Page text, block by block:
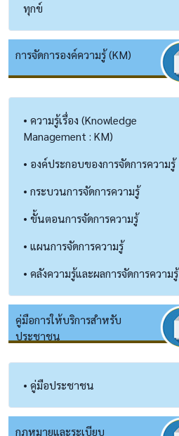
ทุกข์
การจัดการองค์ความรู้ (KM)
• ความรู้เรื่อง (Knowledge
Management : KM)
• องค์ประกอบของการจัดการความรู้
• กระบวนการจัดการความรู้
• ขั้นตอนการจัดการความรู้
• แผนการจัดการความรู้
• คลังความรู้และผลการจัดการความรู้
คู่มือการให้บริการสำหรับ
ประชาชน
• คู่มือประชาชน
กฎหมายและระเบียบ